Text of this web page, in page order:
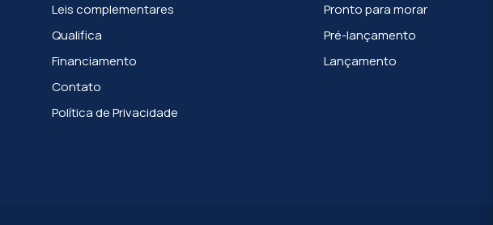
Leis complementares
Qualifica
Financiamento
Contato
Política de Privacidade
Pronto para morar
Pré-lançamento
Lançamento